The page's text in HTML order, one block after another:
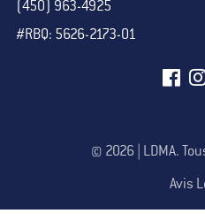
(450) 963-4925
#RBQ: 5626-2173-01
© 2026 | LDMA.
Avis